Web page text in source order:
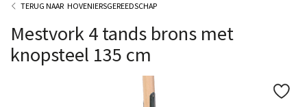
HOVENIERSGEREEDSCHAP
Mestvork 4 tands brons met
knopsteel 135 cm